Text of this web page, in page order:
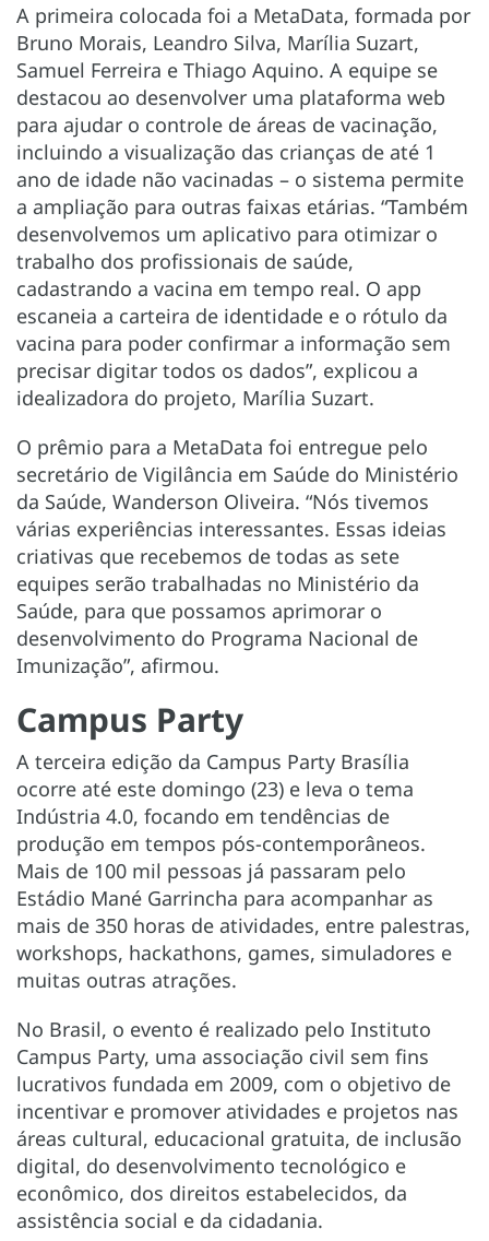
A primeira colocada foi a MetaData, formada por
Bruno Morais, Leandro Silva, Marília Suzart,
Samuel Ferreira e Thiago Aquino. A equipe se
destacou ao desenvolver uma plataforma web
para ajudar o controle de áreas de vacinação,
incluindo a visualização das crianças de até 1
ano de idade não vacinadas – o sistema permite
a ampliação para outras faixas etárias. “Também
desenvolvemos um aplicativo para otimizar o
trabalho dos profissionais de saúde,
cadastrando a vacina em tempo real. O app
escaneia a carteira de identidade e o rótulo da
vacina para poder confirmar a informação sem
precisar digitar todos os dados”, explicou a
idealizadora do projeto, Marília Suzart.
O prêmio para a MetaData foi entregue pelo
secretário de Vigilância em Saúde do Ministério
da Saúde, Wanderson Oliveira. “Nós tivemos
várias experiências interessantes. Essas ideias
criativas que recebemos de todas as sete
equipes serão trabalhadas no Ministério da
Saúde, para que possamos aprimorar o
desenvolvimento do Programa Nacional de
Imunização”, afirmou.
Campus Party
A terceira edição da Campus Party Brasília
ocorre até este domingo (23) e leva o tema
Indústria 4.0, focando em tendências de
produção em tempos pós-contemporâneos.
Mais de 100 mil pessoas já passaram pelo
Estádio Mané Garrincha para acompanhar as
mais de 350 horas de atividades, entre palestras,
workshops, hackathons, games, simuladores e
muitas outras atrações.
No Brasil, o evento é realizado pelo Instituto
Campus Party, uma associação civil sem fins
lucrativos fundada em 2009, com o objetivo de
incentivar e promover atividades e projetos nas
áreas cultural, educacional gratuita, de inclusão
digital, do desenvolvimento tecnológico e
econômico, dos direitos estabelecidos, da
assistência social e da cidadania.